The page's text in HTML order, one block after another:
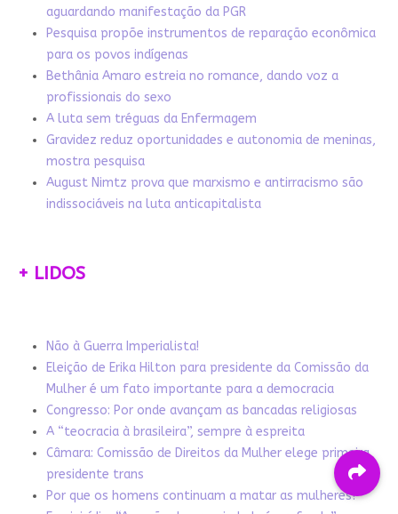
aguardando manifestação da PGR
Pesquisa propõe instrumentos de reparação econômica
para os povos indígenas
Bethânia Amaro estreia no romance, dando voz a
profissionais do sexo
A luta sem tréguas da Enfermagem
Gravidez reduz oportunidades e autonomia de meninas,
mostra pesquisa
August Nimtz prova que marxismo e antirracismo são
indissociáveis na luta anticapitalista
+ LIDOS
Não à Guerra Imperialista!
Eleição de Erika Hilton para presidente da Comissão da
Mulher é um fato importante para a democracia
Congresso: Por onde avançam as bancadas religiosas
A “teocracia à brasileira”, sempre à espreita
Câmara: Comissão de Direitos da Mulher elege primeira
presidente trans
Por que os homens continuam a matar as mulheres?